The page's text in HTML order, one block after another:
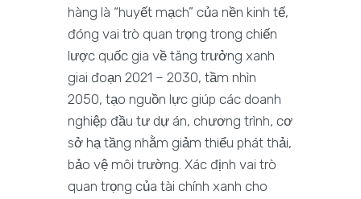
hàng là “huyết mạch” của nền kinh tế,
đóng vai trò quan trọng trong chiến
lược quốc gia về tăng trưởng xanh
giai đoạn 2021 – 2030, tầm nhìn
2050, tạo nguồn lực giúp các doanh
nghiệp đầu tư dự án, chương trình, cơ
sở hạ tầng nhằm giảm thiểu phát thải,
bảo vệ môi trường. Xác định vai trò
quan trọng của tài chính xanh cho